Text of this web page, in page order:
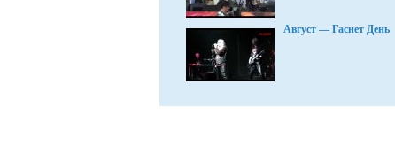
Август — Гаснет День